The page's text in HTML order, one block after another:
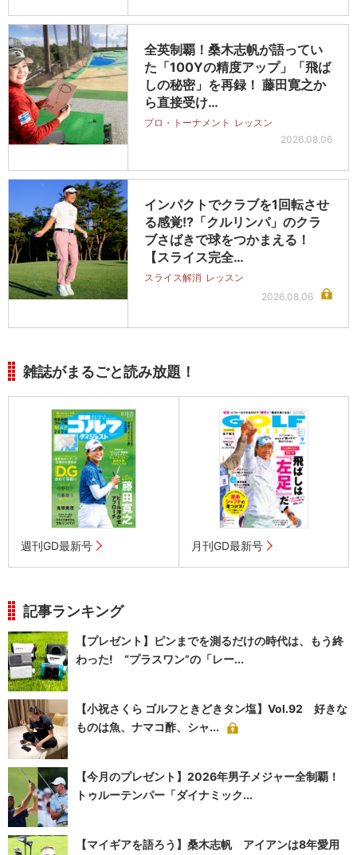
全英制覇！桑木志帆が語ってい
た「100Yの精度アップ」「飛ば
しの秘密」を再録！ 藤田寛之か
ら直接受け…
プロ・トーナメント レッスン
2026.08.06
インパクトでクラブを1回転させ
る感覚!?「クルリンパ」のクラ
ブさばきで球をつかまえる！
【スライス完全…
スライス解消 レッスン
2026.08.06
雑誌がまるごと読み放題！
週刊GD最新号 月刊GD最新号
記事ランキング
【プレゼント】ピンまでを測るだけの時代は、もう終
わった! “プラスワン”の「レー...
【小祝さくら ゴルフときどきタン塩】Vol.92 好きな
ものは魚、ナマコ酢、シャ...
【今月のプレゼント】2026年男子メジャー全制覇！
トゥルーテンパー「ダイナミック...
【マイギアを語ろう】桑木志帆 アイアンは8年愛用